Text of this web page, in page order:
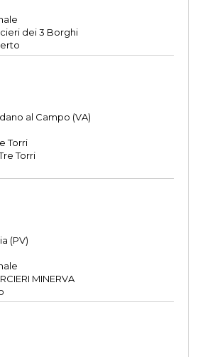
dei 3 Borghi
al Campo (VA)
Torri
Torri
(PV)
MINERVA